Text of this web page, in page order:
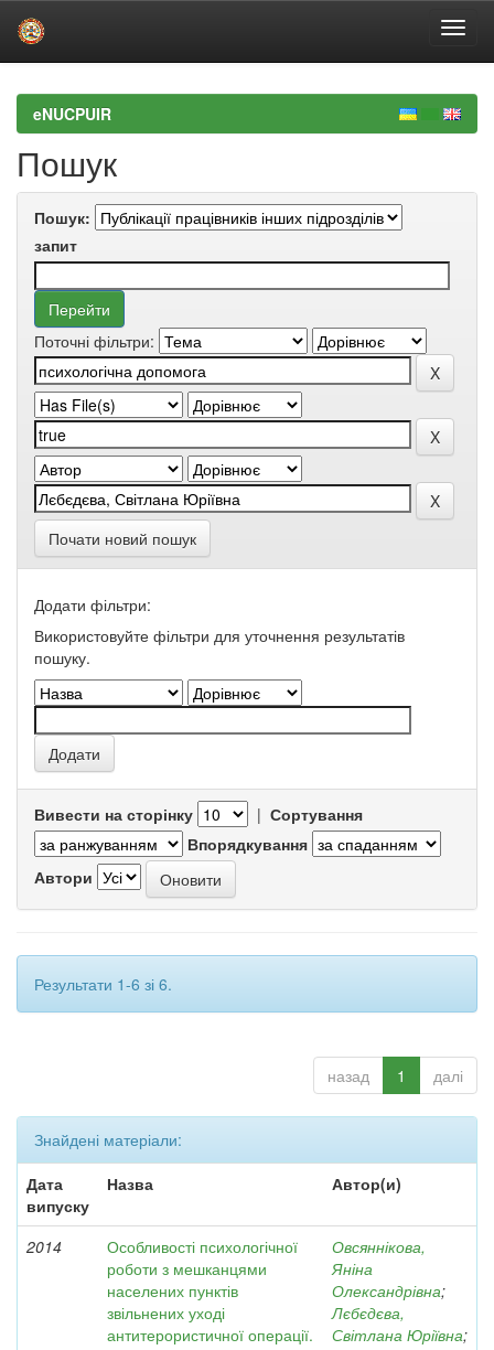
navigationeNUCPUIR
Пошук
Пошук:
запит
Поточні фільтри:
Почати новий пошук
Додати фільтри:
Використовуйте фільтри для уточнення результатів
пошуку.
Вивести на сторінку | Сортування
Впорядкування
Автори
Результати 1-6 зі 6.
назад 1 далі
Знайдені матеріали:
Дата
випуску
Назва Автор(и)
2014
Особливості психологічної
роботи з мешканцями
населених пунктів
звільнених уході
антитерористичної операції.
Овсяннікова,
Яніна
Олександрівна;
Лєбєдєва,
Світлана Юріївна;